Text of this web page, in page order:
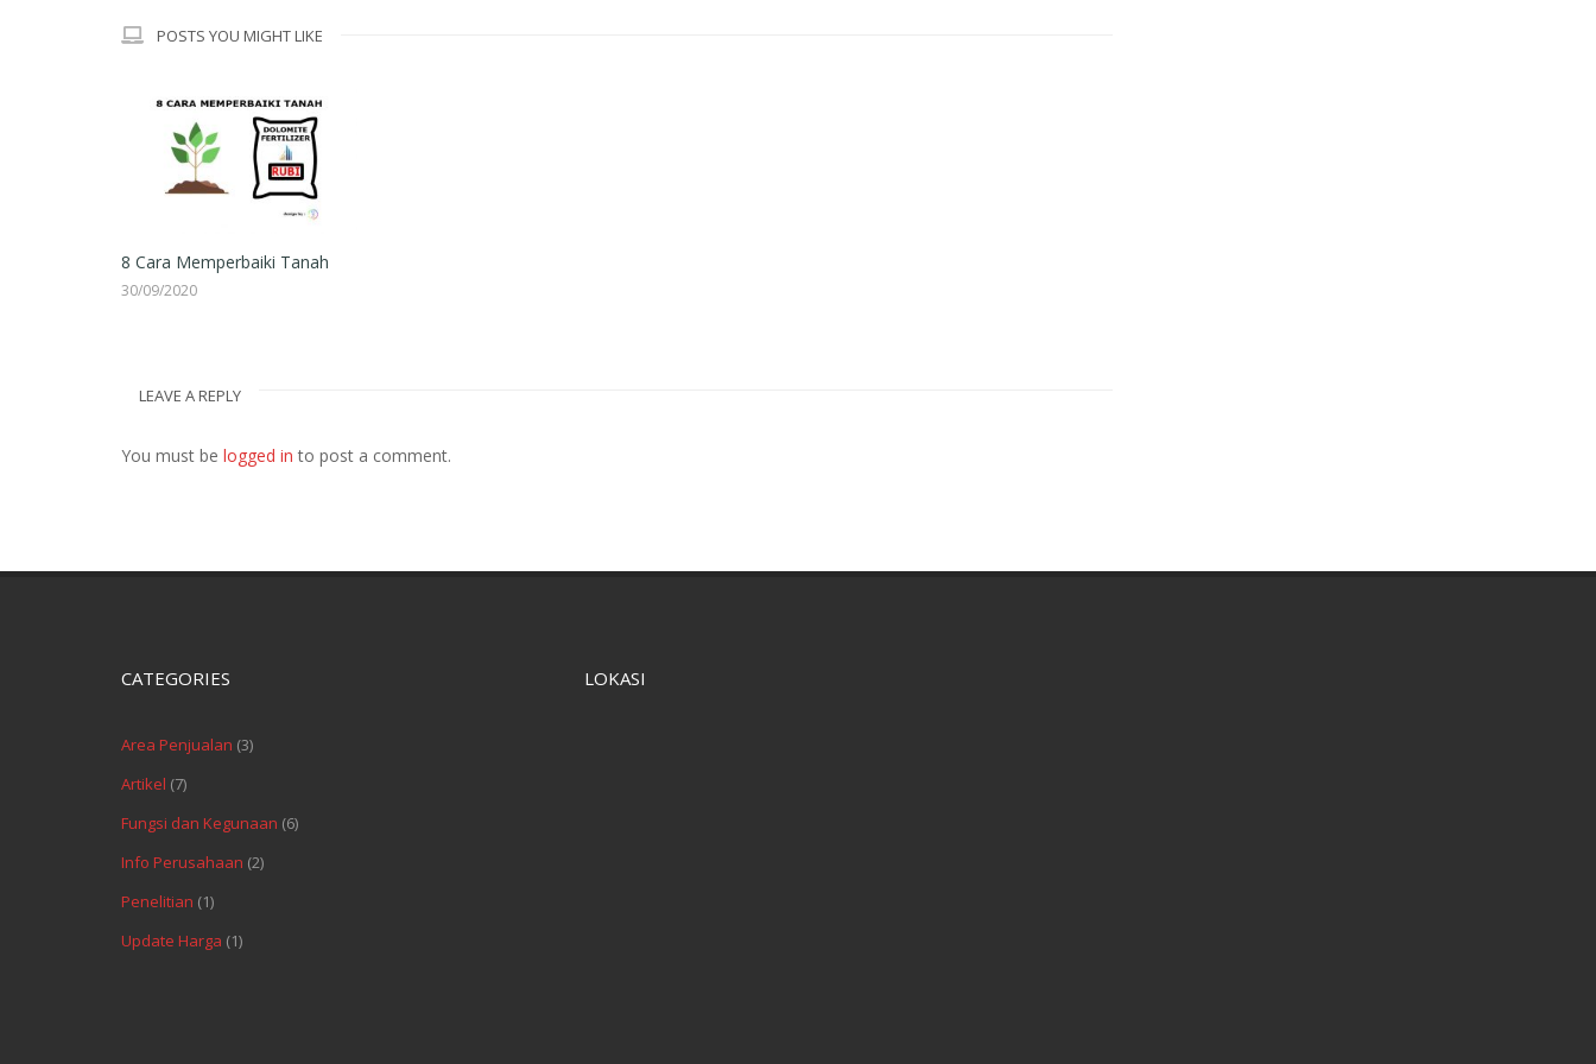
POSTS YOU MIGHT LIKE
8 Cara Memperbaiki Tanah
30/09/2020
LEAVE A REPLY
You must be logged in to post a comment.
CATEGORIES
Area Penjualan (3)
Artikel (7)
Fungsi dan Kegunaan (6)
Info Perusahaan (2)
Penelitian (1)
Update Harga (1)
LOKASI